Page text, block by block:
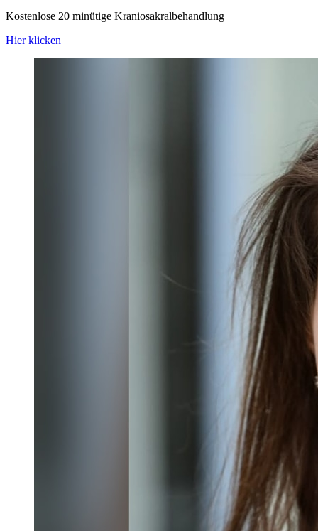
Kostenlose 20 minütige Kraniosakralbehandlung
Hier klicken